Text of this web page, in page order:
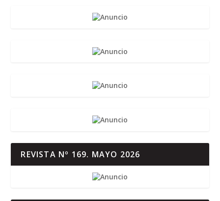
REVISTA Nº 169. MAYO 2026